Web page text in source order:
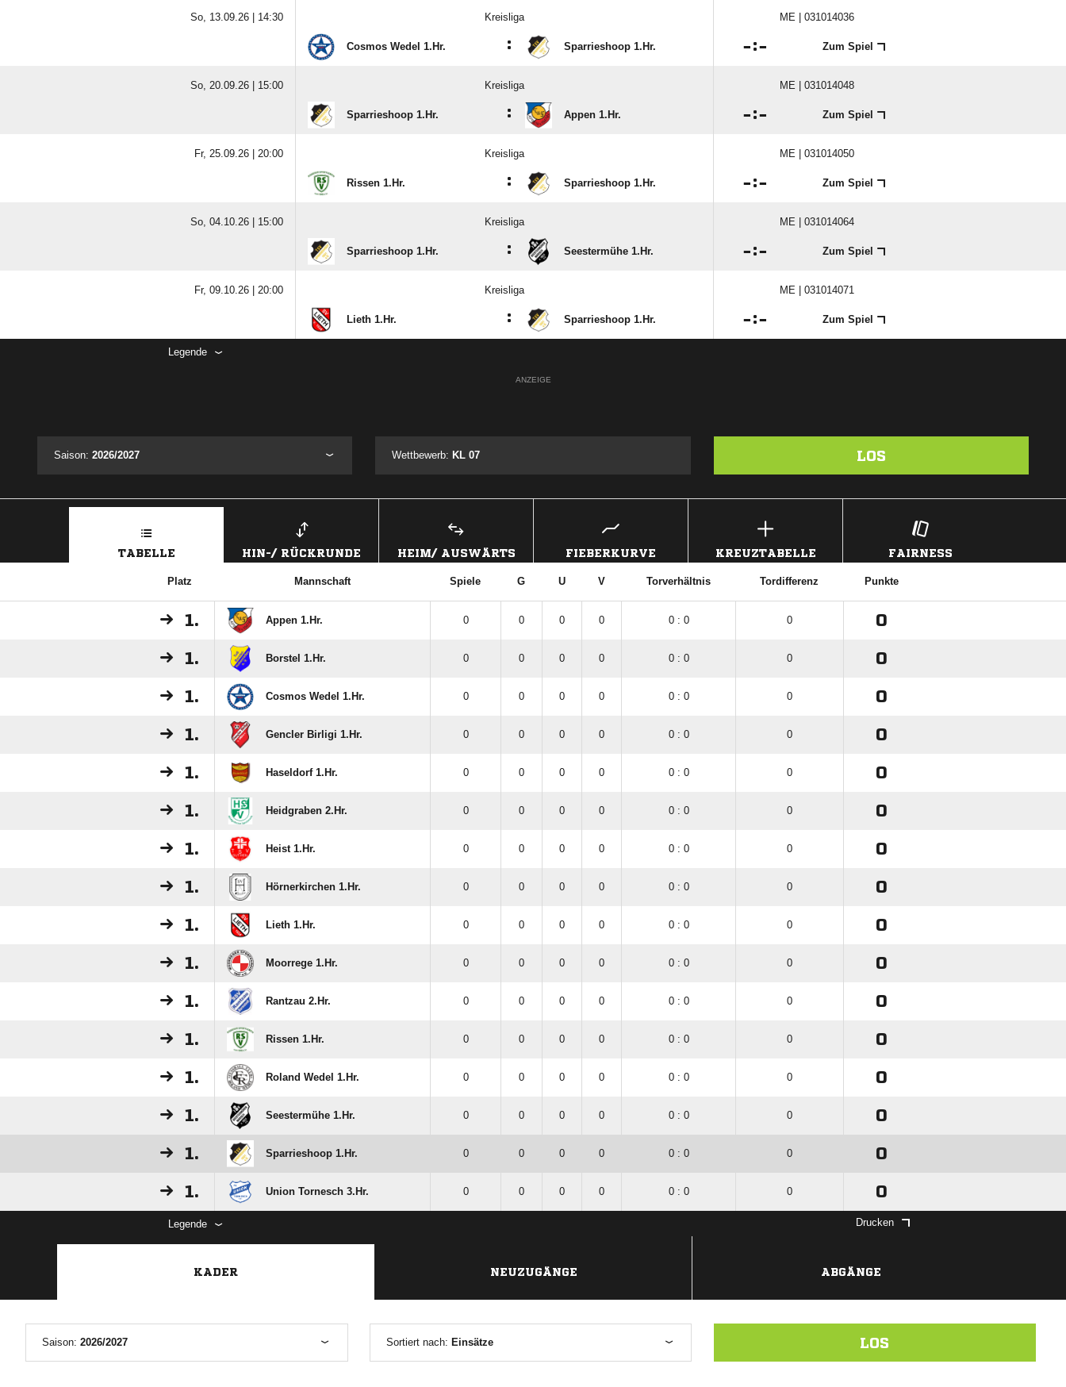
So, 13.09.26 | 14:30 Kreisliga ME | 031014036
Cosmos Wedel 1.Hr. : Sparrieshoop 1.Hr. : Zum Spiel
So, 20.09.26 | 15:00 Kreisliga ME | 031014048
Sparrieshoop 1.Hr. : Appen 1.Hr. : Zum Spiel
Fr, 25.09.26 | 20:00 Kreisliga ME | 031014050
Rissen 1.Hr. : Sparrieshoop 1.Hr. : Zum Spiel
So, 04.10.26 | 15:00 Kreisliga ME | 031014064
Sparrieshoop 1.Hr. : Seestermühe 1.Hr. : Zum Spiel
Fr, 09.10.26 | 20:00 Kreisliga ME | 031014071
Lieth 1.Hr. : Sparrieshoop 1.Hr. : Zum Spiel
Legende
ANZEIGE
Saison: 2026/2027 Wettbewerb: KL 07 LOS
TABELLE HIN-/ RÜCKRUNDE HEIM/ AUSWÄRTS FIEBERKURVE KREUZTABELLE FAIRNESS
Platz Mannschaft Spiele G U V Torverhältnis Tordifferenz Punkte
1. Appen 1.Hr. 0 0 0 0 0 : 0 0 0
1. Borstel 1.Hr. 0 0 0 0 0 : 0 0 0
1. Cosmos Wedel 1.Hr. 0 0 0 0 0 : 0 0 0
1. Gencler Birligi 1.Hr. 0 0 0 0 0 : 0 0 0
1. Haseldorf 1.Hr. 0 0 0 0 0 : 0 0 0
1. Heidgraben 2.Hr. 0 0 0 0 0 : 0 0 0
1. Heist 1.Hr. 0 0 0 0 0 : 0 0 0
1. Hörnerkirchen 1.Hr. 0 0 0 0 0 : 0 0 0
1. Lieth 1.Hr. 0 0 0 0 0 : 0 0 0
1. Moorrege 1.Hr. 0 0 0 0 0 : 0 0 0
1. Rantzau 2.Hr. 0 0 0 0 0 : 0 0 0
1. Rissen 1.Hr. 0 0 0 0 0 : 0 0 0
1. Roland Wedel 1.Hr. 0 0 0 0 0 : 0 0 0
1. Seestermühe 1.Hr. 0 0 0 0 0 : 0 0 0
1. Sparrieshoop 1.Hr. 0 0 0 0 0 : 0 0 0
1. Union Tornesch 3.Hr. 0 0 0 0 0 : 0 0 0
Legende Drucken
KADER NEUZUGÄNGE ABGÄNGE
Saison: 2026/2027 Sortiert nach: Einsätze LOS